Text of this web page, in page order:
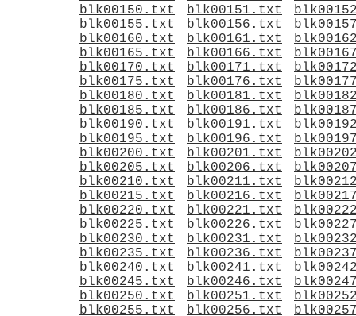
blk00150.txt
blk00151.txt
blk00155.txt
blk00156.txt
blk00160.txt
blk00161.txt
blk00165.txt
blk00166.txt
blk00170.txt
blk00171.txt
blk00175.txt
blk00176.txt
blk00180.txt
blk00181.txt
blk00185.txt
blk00186.txt
blk00190.txt
blk00191.txt
blk00195.txt
blk00196.txt
blk00200.txt
blk00201.txt
blk00205.txt
blk00206.txt
blk00210.txt
blk00211.txt
blk00215.txt
blk00216.txt
blk00220.txt
blk00221.txt
blk00225.txt
blk00226.txt
blk00230.txt
blk00231.txt
blk00235.txt
blk00236.txt
blk00240.txt
blk00241.txt
blk00245.txt
blk00246.txt
blk00250.txt
blk00251.txt
blk00255.txt
blk00256.txt